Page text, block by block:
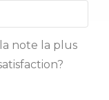
note la plus